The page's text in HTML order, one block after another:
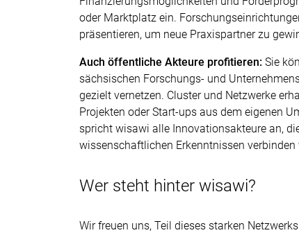
oder Marktplatz ein.
präsentieren, um neue Praxispartner zu
Auch öffentliche Akteure profitieren: Sie
sächsischen Forschungs- und
gezielt vernetzen. Cluster und Netzwerke
Projekten oder Start-ups aus dem eigenen
spricht wisawi alle Innovationsakteure an,
wissenschaftlichen Erkenntnissen verbinden
Wer steht hinter wisawi?
Wir freuen uns, Teil dieses starken